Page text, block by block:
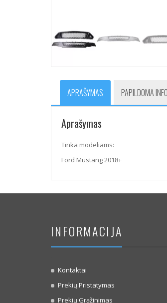
APRAŠYMAS PAPILDOMA
Aprašymas
Tinka modeliams:
Ford Mustang 2018+
INFORMACIJA
Kontaktai
Prekių Pristatymas
Prekių Grąžinimas